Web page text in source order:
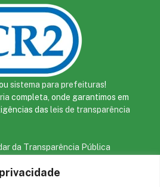
sistema para prefeituras!
completa, onde garantimos em
das leis de transparência
da Transparência Pública